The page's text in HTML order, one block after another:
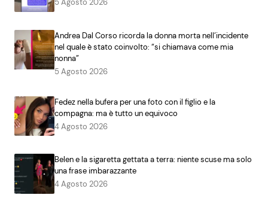
5 Agosto 2026
Andrea Dal Corso ricorda la donna morta nell’incidente
nel quale è stato coinvolto: “si chiamava come mia
nonna”
5 Agosto 2026
Fedez nella bufera per una foto con il figlio e la
compagna: ma è tutto un equivoco
4 Agosto 2026
Belen e la sigaretta gettata a terra: niente scuse ma solo
una frase imbarazzante
4 Agosto 2026